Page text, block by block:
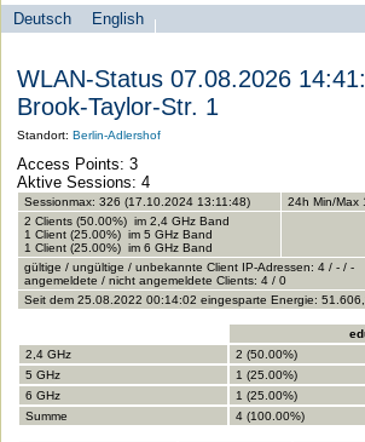
Sprachauswahl
Deutsch
English
search-menu
Universität
zu
Berlin
-
Computer-
und
Medienservice
WLAN-Status 07.08.2026
Brook-Taylor-Str. 1
Standort: Berlin-Adlershof
Access Points: 3
Aktive Sessions: 4
Sessionmax: 326 (17.10.2024 13:11:48) 24h Min/Max
2 Clients (50.00%) im 2,4 GHz Band
1 Client (25.00%) im 5 GHz Band
1 Client (25.00%) im 6 GHz Band
gültige / ungültige / unbekannte Client IP-Adressen: 4 / - / -
angemeldete / nicht angemeldete Clients: 4 / 0
Seit dem 25.08.2022 00:14:02 eingesparte Energie:
2,4 GHz
2 (50.00%)
5 GHz
1 (25.00%)
6 GHz
1 (25.00%)
Summe
4 (100.00%)